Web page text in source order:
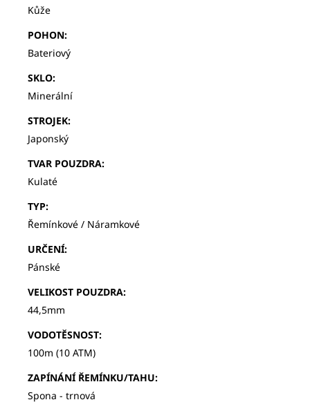
Kůže
POHON:
Bateriový
SKLO:
Minerální
STROJEK:
Japonský
TVAR POUZDRA:
Kulaté
TYP:
Řemínkové / Náramkové
URČENÍ:
Pánské
VELIKOST POUZDRA:
44,5mm
VODOTĚSNOST:
100m (10 ATM)
ZAPÍNÁNÍ ŘEMÍNKU/TAHU:
Spona - trnová